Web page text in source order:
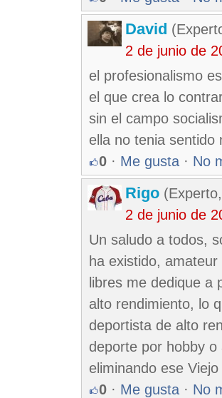
David
2 de junio de
el profesionalismo
el que crea lo
sin el campo
ella no tenia sentido
0 · Me gusta · No
Rigo
2 de junio de
Un saludo a todos,
ha existido,
libres me dedique a
alto rendimiento, lo
deportista de alto
deporte por hobby
eliminando ese
0 · Me gusta · No